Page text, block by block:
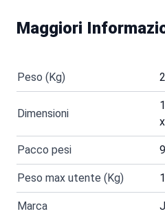
Maggiori
Peso (Kg)
Dimensioni
Pacco pesi
Peso max utente (Kg)
Marca